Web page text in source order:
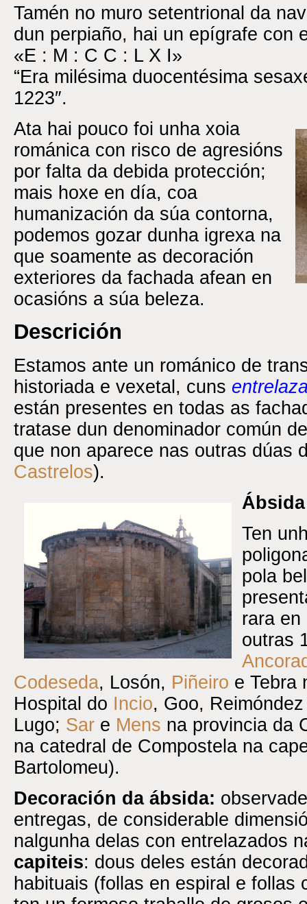
Tamén no muro setentrional da
dun perpiaño, hai un epígrafe con
«E : M : C C : L X I»
“Era milésima duocentésima
1223″.
Ata hai pouco foi unha xoia
románica con risco de agresións
por falta da debida protección;
mais hoxe en día, coa
humanización da súa contorna,
podemos gozar dunha igrexa na
que soamente as decoración
exteriores da fachada afean en
ocasións a súa beleza.
Descrición
Estamos ante un románico de
historiada e vexetal, cuns
están presentes en todas as
tratase dun denominador común
que non aparece nas outras dúas
Castrelos).
Ábsida
Ten
pola
rara en
outras
Codeseda, Losón, Piñeiro e Tebra
Hospital do Incio, Goo,
Lugo; Sar e Mens na provincia da
na catedral de Compostela na
Bartolomeu).
Decoración da ábsida:
entregas, de considerable
nalgunha delas con entrelazados
capiteis: dous deles están
habituais (follas en espiral e follas